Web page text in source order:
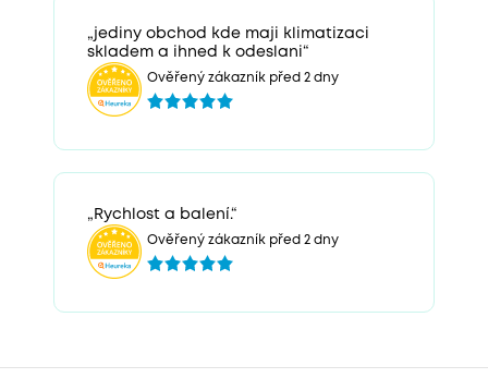
„jediny obchod kde maji klimatizaci
skladem a ihned k odeslani“
Ověřený zákazník před 2 dny
„Rychlost a balení.“
Ověřený zákazník před 2 dny